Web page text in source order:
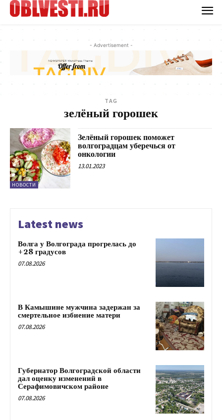
- Advertisement -
TAG
зелёный горошек
НОВОСТИ
Зелёный горошек поможет
волгоградцам уберечься от
онкологии
13.01.2023
Latest news
Волга у Волгограда прогрелась до
+28 градусов
07.08.2026
В Камышине мужчина задержан за
смертельное избиение матери
07.08.2026
Губернатор Волгоградской области
дал оценку изменений в
Серафимовичском районе
07.08.2026